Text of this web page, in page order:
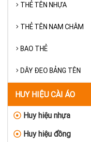
THẺ TÊN NHỰA
THẺ TÊN NAM CHÂM
BAO THẺ
DÂY ĐEO BẢNG TÊN
HUY HIỆU CÀI ÁO
Huy hiệu nhựa
Huy hiệu đồng